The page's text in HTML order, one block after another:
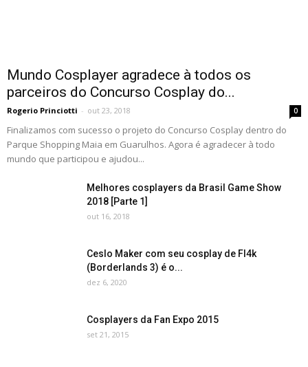
Mundo Cosplayer agradece à todos os
parceiros do Concurso Cosplay do...
Rogerio Princiotti - out 23, 2018 0
Finalizamos com sucesso o projeto do Concurso Cosplay dentro do
Parque Shopping Maia em Guarulhos. Agora é agradecer à todo
mundo que participou e ajudou...
Melhores cosplayers da Brasil Game Show
2018 [Parte 1]
out 16, 2018
Ceslo Maker com seu cosplay de Fl4k
(Borderlands 3) é o...
dez 6, 2020
Cosplayers da Fan Expo 2015
set 21, 2015